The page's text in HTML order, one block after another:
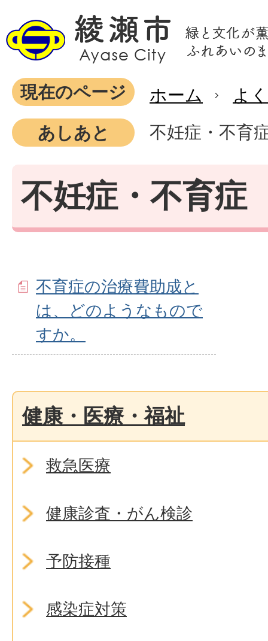
現在のページ ホーム
よ
あしあと
不妊症・不育
不妊症・不育症
不育症の治療費助成と
は、どのようなもので
すか。
健康・医療・福祉
救急医療
健康診査・がん検診
予防接種
感染症対策